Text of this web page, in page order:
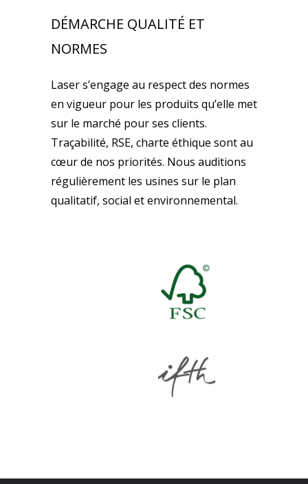
DÉMARCHE QUALITÉ ET
NORMES
Laser s’engage au respect des normes
en vigueur pour les produits qu’elle met
sur le marché pour ses clients.
Traçabilité, RSE, charte éthique sont au
cœur de nos priorités. Nous auditions
régulièrement les usines sur le plan
qualitatif, social et environnemental.